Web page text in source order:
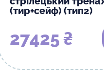
(тир+сейф) (тип2)
27425 ₴